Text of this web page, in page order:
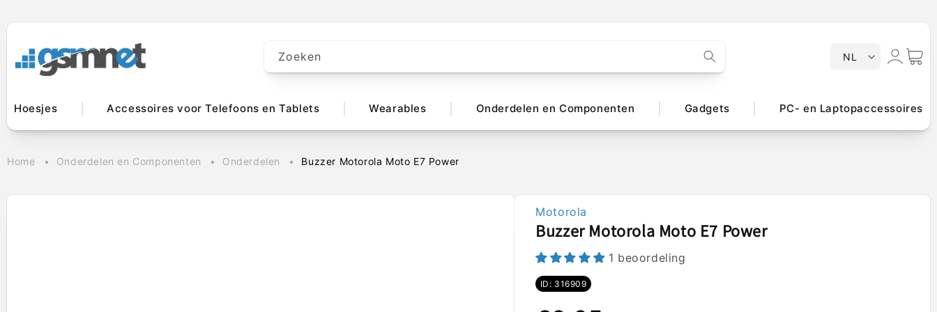
Zoeken
l
NL Inloggen
Hoesjes Accessoires voor Telefoons en Tablets Wearables Onderdelen en Componenten Gadgets PC- en Laptopaccessoires
Home Onderdelen en Componenten Onderdelen Buzzer Motorola Moto E7 Power
Motorola
Buzzer Motorola Moto E7 Power
1 beoordeling
ID: 316909